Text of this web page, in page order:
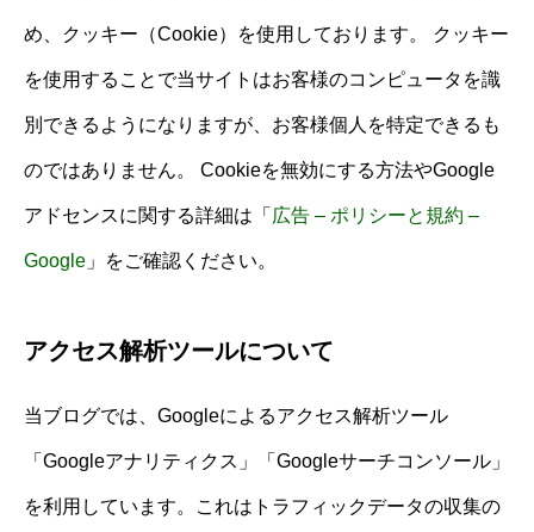
め、クッキー（Cookie）を使用しております。 クッキー
を使用することで当サイトはお客様のコンピュータを識
別できるようになりますが、お客様個人を特定できるも
のではありません。 Cookieを無効にする方法やGoogle
アドセンスに関する詳細は「 広告 – ポリシーと規約 –
Google 」をご確認ください。
アクセス解析ツールについて
当ブログでは、Googleによるアクセス解析ツール
「Googleアナリティクス」「Googleサーチコンソール」
を利用しています。これはトラフィックデータの収集の